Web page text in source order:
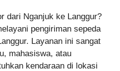
dari Nganjuk ke Langgur?
pengiriman sepeda
Layanan ini sangat
mahasiswa, atau
kendaraan di lokasi